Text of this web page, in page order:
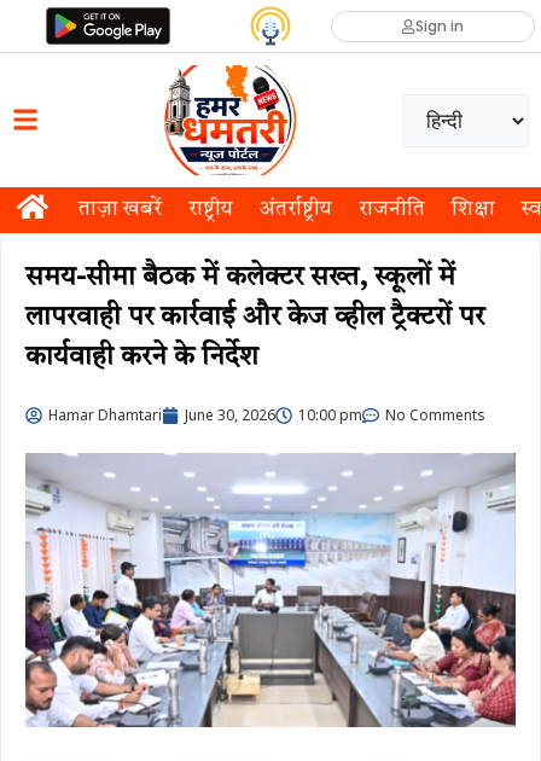
Sign in
ताज़ा खबरें राष्ट्रीय अंतर्राष्ट्रीय राजनीति शिक्षा
समय-सीमा बैठक में कलेक्टर सख्त, स्कूलों में
लापरवाही पर कार्रवाई और केज व्हील ट्रैक्टरों पर
कार्यवाही करने के निर्देश
Hamar Dhamtari June 30, 2026 10:00 pm No Comments